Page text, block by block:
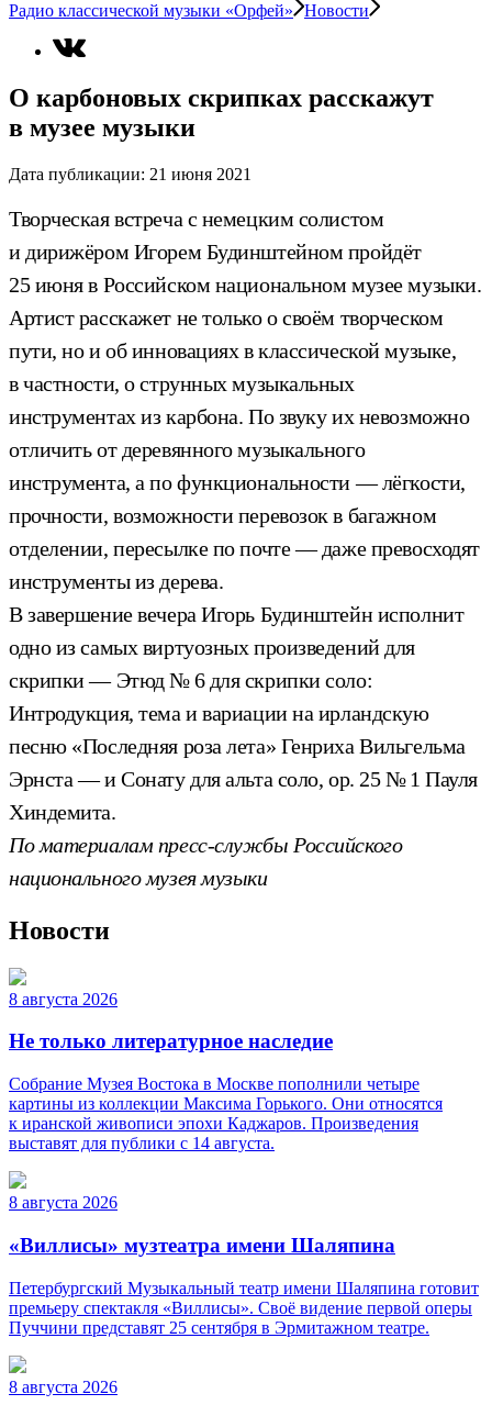
Радио классической музыки «Орфей» Новости
О карбоновых скрипках расскажут
в музее музыки
Дата публикации: 21 июня 2021
Творческая встреча с немецким солистом
и дирижёром Игорем Будинштейном пройдёт
25 июня в Российском национальном музее музыки.
Артист расскажет не только о своём творческом
пути, но и об инновациях в классической музыке,
в частности, о струнных музыкальных
инструментах из карбона. По звуку их невозможно
отличить от деревянного музыкального
инструмента, а по функциональности — лёгкости,
прочности, возможности перевозок в багажном
отделении, пересылке по почте — даже превосходят
инструменты из дерева.
В завершение вечера Игорь Будинштейн исполнит
одно из самых виртуозных произведений для
скрипки — Этюд № 6 для скрипки соло:
Интродукция, тема и вариации на ирландскую
песню «Последняя роза лета» Генриха Вильгельма
Эрнста — и Сонату для альта соло, op. 25 № 1 Пауля
Хиндемита.
По материалам пресс-службы Российского
национального музея музыки
Новости
8 августа 2026
Не только литературное наследие
Собрание Музея Востока в Москве пополнили четыре
картины из коллекции Максима Горького. Они относятся
к иранской живописи эпохи Каджаров. Произведения
выставят для публики с 14 августа.
8 августа 2026
«Виллисы» музтеатра имени Шаляпина
Петербургский Музыкальный театр имени Шаляпина готовит
премьеру спектакля «Виллисы». Своё видение первой оперы
Пуччини представят 25 сентября в Эрмитажном театре.
8 августа 2026